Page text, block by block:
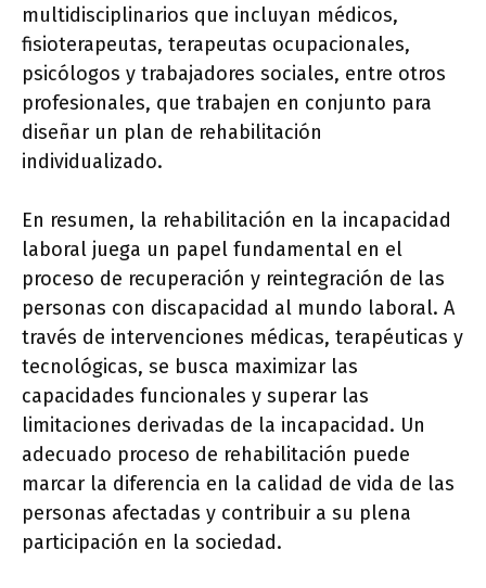
multidisciplinarios que incluyan médicos,
fisioterapeutas, terapeutas ocupacionales,
psicólogos y trabajadores sociales, entre otros
profesionales, que trabajen en conjunto para
diseñar un plan de rehabilitación
individualizado.
En resumen, la rehabilitación en la incapacidad
laboral juega un papel fundamental en el
proceso de recuperación y reintegración de las
personas con discapacidad al mundo laboral. A
través de intervenciones médicas, terapéuticas y
tecnológicas, se busca maximizar las
capacidades funcionales y superar las
limitaciones derivadas de la incapacidad. Un
adecuado proceso de rehabilitación puede
marcar la diferencia en la calidad de vida de las
personas afectadas y contribuir a su plena
participación en la sociedad.